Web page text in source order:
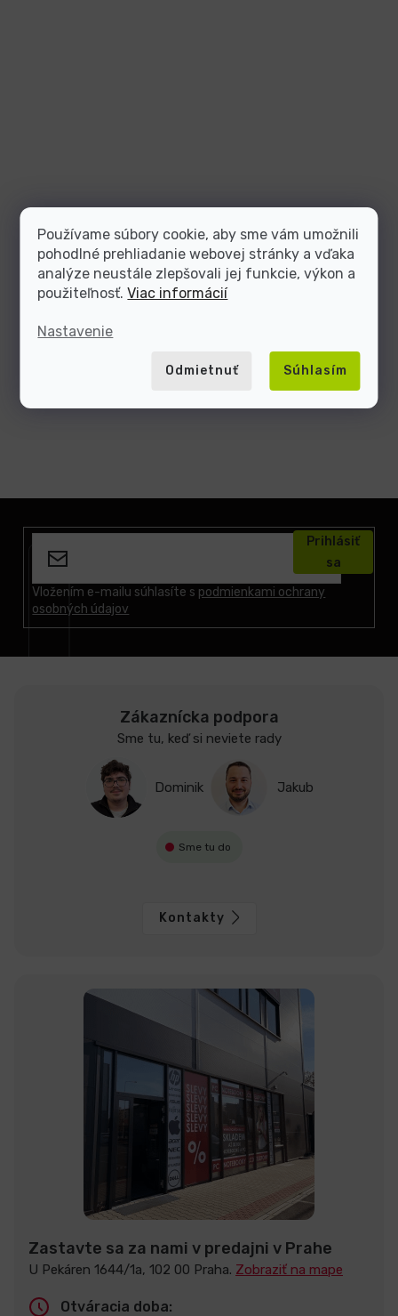
Používame súbory cookie, aby sme vám umožnili
pohodlné prehliadanie webovej stránky a vďaka
analýze neustále zlepšovali jej funkcie, výkon a
použiteľnosť.Viac informácií
Nastavenie
Odmietnuť Súhlasím
Vložením e-mailu súhlasíte s podmienkami ochrany
osobných údajov
Prihlásiť
sa
Zákaznícka podpora
Sme tu, keď si neviete rady
Dominik Jakub
Sme tu do
Kontakty
Zastavte sa za nami v predajni v Prahe
U Pekáren 1644/1a, 102 00 Praha. Zobraziť na mape
Otváracia doba: